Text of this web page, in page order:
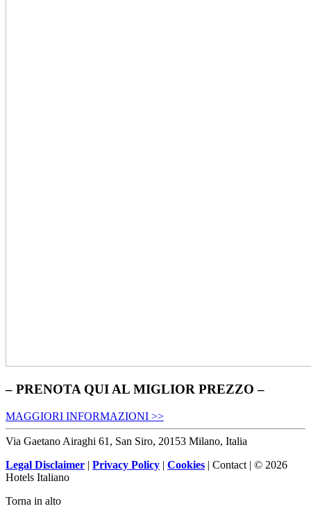
– PRENOTA QUI AL MIGLIOR PREZZO –
MAGGIORI INFORMAZIONI >>
Via Gaetano Airaghi 61, San Siro, 20153 Milano, Italia
Legal Disclaimer | Privacy Policy | Cookies | Contact | © 2026
Hotels Italiano
Torna in alto